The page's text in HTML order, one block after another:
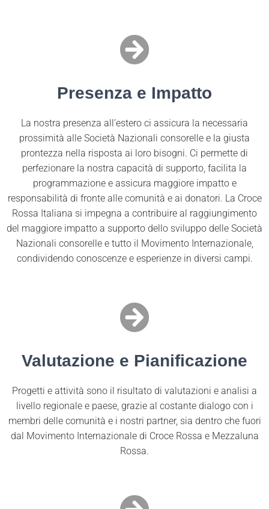
Presenza e Impatto
La nostra presenza all’estero ci assicura la necessaria
prossimità alle Società Nazionali consorelle e la giusta
prontezza nella risposta ai loro bisogni. Ci permette di
perfezionare la nostra capacità di supporto, facilita la
programmazione e assicura maggiore impatto e
responsabilità di fronte alle comunità e ai donatori. La Croce
Rossa Italiana si impegna a contribuire al raggiungimento
del maggiore impatto a supporto dello sviluppo delle Società
Nazionali consorelle e tutto il Movimento Internazionale,
condividendo conoscenze e esperienze in diversi campi.
Valutazione e Pianificazione
Progetti e attività sono il risultato di valutazioni e analisi a
livello regionale e paese, grazie al costante dialogo con i
membri delle comunità e i nostri partner, sia dentro che fuori
dal Movimento Internazionale di Croce Rossa e Mezzaluna
Rossa.